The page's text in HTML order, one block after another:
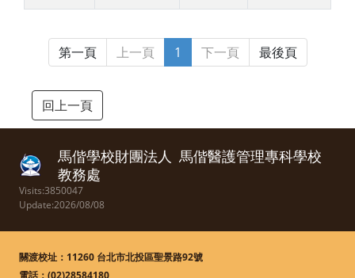
第一頁 上一頁 1 下一頁 最後頁
回上一頁
馬偕學校財團法人 馬偕醫護管理專科學校
教務處
Visits:3850047
Update:2026/08/08
關渡校址：11260 台北市北投區聖景路92號